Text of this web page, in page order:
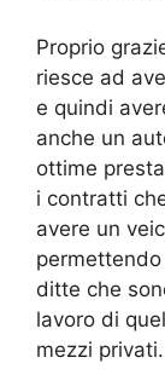
Proprio
riesce ad
e quindi
anche un
ottime
i contratti
avere un
ditte che
lavoro di
mezzi